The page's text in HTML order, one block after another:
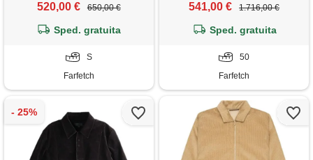
520,00 € 650,00 €
Sped. gratuita
S
Farfetch
541,00 € 1.716,00 €
Sped. gratuita
50
Farfetch